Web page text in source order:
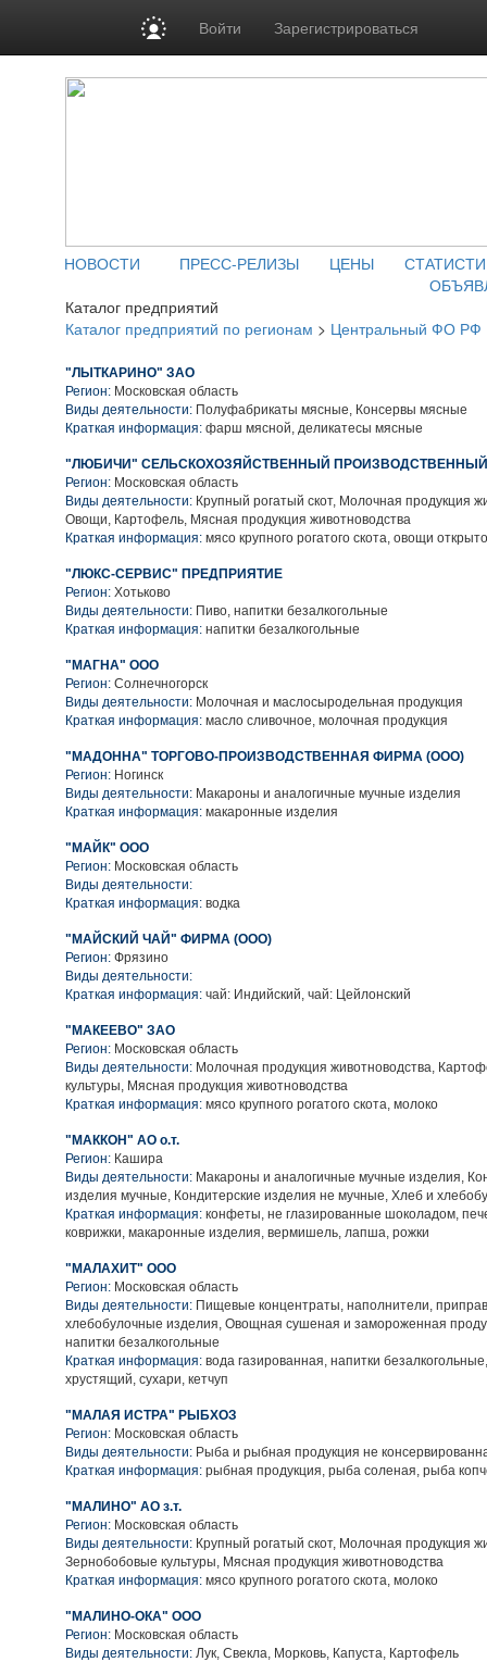
Войти Зарегистрироваться
НОВОСТИ ПРЕСС-РЕЛИЗЫ ЦЕНЫ
Каталог предприятий
Каталог предприятий по регионам > Центральный ФО РФ
"ЛЫТКАРИНО" ЗАО
Регион: Московская область
Виды деятельности: Полуфабрикаты мясные, Консервы мясные
Краткая информация: фарш мясной, деликатесы мясные
"ЛЮБИЧИ" СЕЛЬСКОХОЗЯЙСТВЕННЫЙ ПРОИЗВОДСТВЕННЫЙ
Регион: Московская область
Виды деятельности: Крупный рогатый скот, Молочная продукция
Овощи, Картофель, Мясная продукция животноводства
Краткая информация: мясо крупного рогатого скота, овощи
"ЛЮКС-СЕРВИС" ПРЕДПРИЯТИЕ
Регион: Хотьково
Виды деятельности: Пиво, напитки безалкогольные
Краткая информация: напитки безалкогольные
"МАГНА" ООО
Регион: Солнечногорск
Виды деятельности: Молочная и маслосыродельная продукция
Краткая информация: масло сливочное, молочная продукция
"МАДОННА" ТОРГОВО-ПРОИЗВОДСТВЕННАЯ ФИРМА (ООО)
Регион: Ногинск
Виды деятельности: Макароны и аналогичные мучные изделия
Краткая информация: макаронные изделия
"МАЙК" ООО
Регион: Московская область
Виды деятельности:
Краткая информация: водка
"МАЙСКИЙ ЧАЙ" ФИРМА (ООО)
Регион: Фрязино
Виды деятельности:
Краткая информация: чай: Индийский, чай: Цейлонский
"МАКЕЕВО" ЗАО
Регион: Московская область
Виды деятельности: Молочная продукция животноводства,
культуры, Мясная продукция животноводства
Краткая информация: мясо крупного рогатого скота, молоко
"МАККОН" АО о.т.
Регион: Кашира
Виды деятельности: Макароны и аналогичные мучные изделия,
изделия мучные, Кондитерские изделия не мучные, Хлеб и
Краткая информация: конфеты, не глазированные шоколадом,
коврижки, макаронные изделия, вермишель, лапша, рожки
"МАЛАХИТ" ООО
Регион: Московская область
Виды деятельности: Пищевые концентраты, наполнители,
хлебобулочные изделия, Овощная сушеная и замороженная
напитки безалкогольные
Краткая информация: вода газированная, напитки
хрустящий, сухари, кетчуп
"МАЛАЯ ИСТРА" РЫБХОЗ
Регион: Московская область
Виды деятельности: Рыба и рыбная продукция не
Краткая информация: рыбная продукция, рыба соленая, рыба
"МАЛИНО" АО з.т.
Регион: Московская область
Виды деятельности: Крупный рогатый скот, Молочная продукция
Зернобобовые культуры, Мясная продукция животноводства
Краткая информация: мясо крупного рогатого скота, молоко
"МАЛИНО-ОКА" ООО
Регион: Московская область
Виды деятельности: Лук, Свекла, Морковь, Капуста, Картофель